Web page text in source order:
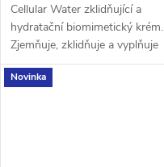
Cellular Water zklidňující a
hydratační biomimetický krém.
Zjemňuje, zklidňuje a vyplňuje
objem pleti, koriguje první
vrásky, hydratuje a zlepšuje
Novinka